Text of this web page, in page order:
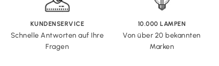
KUNDENSERVICE
Schnelle Antworten auf Ihre
Fragen
10.000 LAMPEN
Von über 20 bekannten
Marken